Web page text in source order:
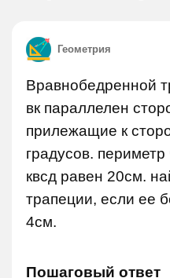
Геометрия
Вравнобедренной
вк параллелен
прилежащие к
градусов.
квсд равен 20см.
трапеции, если ее
4см.
Пошаговый ответ